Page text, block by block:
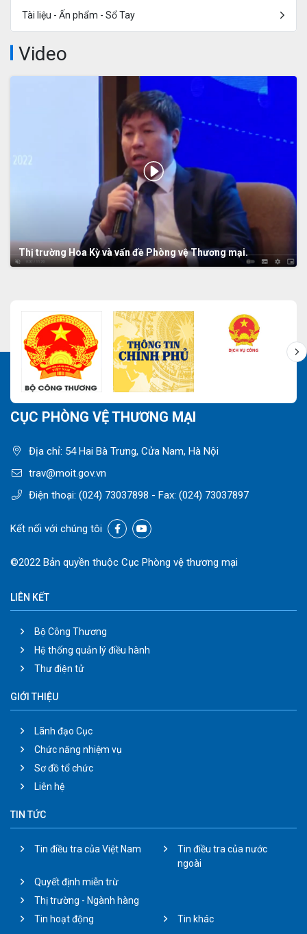
Tài liệu - Ấn phẩm - Sổ Tay
Video
Thị trường Hoa Kỳ và vấn đề Phòng vệ Thương mại.
CỤC PHÒNG VỆ THƯƠNG MẠI
Địa chỉ: 54 Hai Bà Trưng, Cửa Nam, Hà Nội
trav@moit.gov.vn
Điện thoại: (024) 73037898 - Fax: (024) 73037897
Kết nối với chúng tôi
©2022 Bản quyền thuộc Cục Phòng vệ thương mại
LIÊN KẾT
Bộ Công Thương
Hệ thống quản lý điều hành
Thư điện tử
GIỚI THIỆU
Lãnh đạo Cục
Chức năng nhiệm vụ
Sơ đồ tổ chức
Liên hệ
TIN TỨC
Tin điều tra của Việt Nam
Tin điều tra của nước
ngoài
Quyết định miễn trừ
Thị trường - Ngành hàng
Tin hoạt động
Tin khác